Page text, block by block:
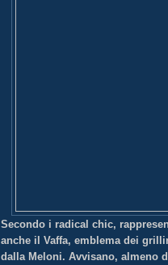
Secondo i radical chic,
anche il Vaffa, emblema dei
dalla Meloni. Avvisano, almeno